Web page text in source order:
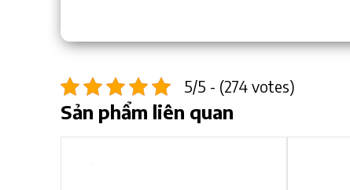
5/5 - (274 votes)
Sản phẩm liên quan